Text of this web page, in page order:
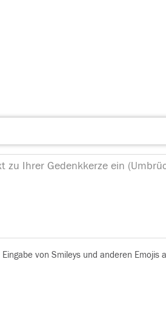
von Smileys und anderen Emojis